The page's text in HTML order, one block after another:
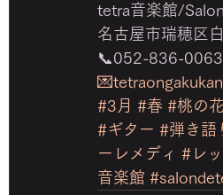
tetra音楽館/
名古屋市瑞穂区
📞052-836-0063
#3月
#春 #桃の花
#ギター #弾き語
ーレメディ
#レ
音楽館